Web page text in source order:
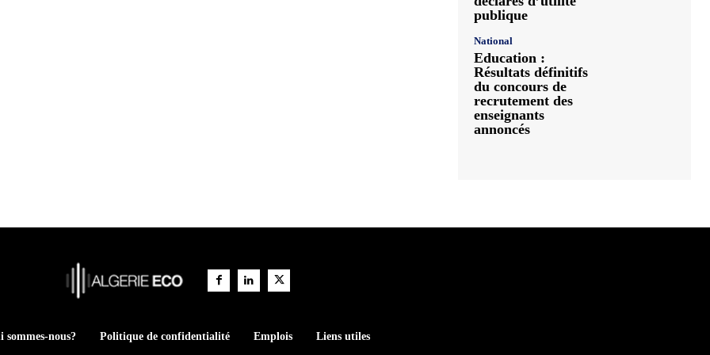
publique
National
Education :
Résultats définitifs
du concours de
recrutement des
enseignants
annoncés
sommes-nous? Politique de confidentialité Emplois Liens utiles